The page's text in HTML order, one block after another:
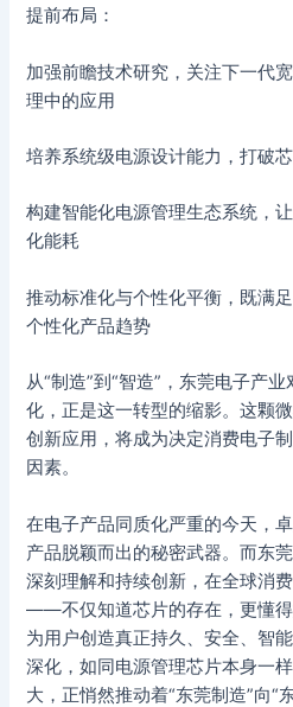
提前布局：
加强前瞻技术研究，关注下一代
理中的应用
培养系统级电源设计能力，打破
构建智能化电源管理生态系统，
化能耗
推动标准化与个性化平衡，既满
个性化产品趋势
从“制造”到“智造”，东莞电子产
化，正是这一转型的缩影。这颗
创新应用，将成为决定消费电子
因素。
在电子产品同质化严重的今天，
产品脱颖而出的秘密武器。而东
深刻理解和持续创新，在全球消
——不仅知道芯片的存在，更懂得
为用户创造真正持久、安全、智
深化，如同电源管理芯片本身一
大，正悄然推动着“东莞制造”向“